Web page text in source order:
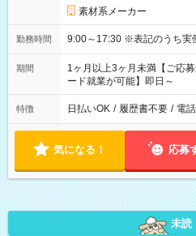
素材系メーカー
勤務時間 9:00～17:30 ※表記の
期間
1ヶ月以上3ヶ月未満【ご応
ード就業が可能】即日～
特徴 日払いOK / 履歴書不要 / 電
気になる！ 応募
未読